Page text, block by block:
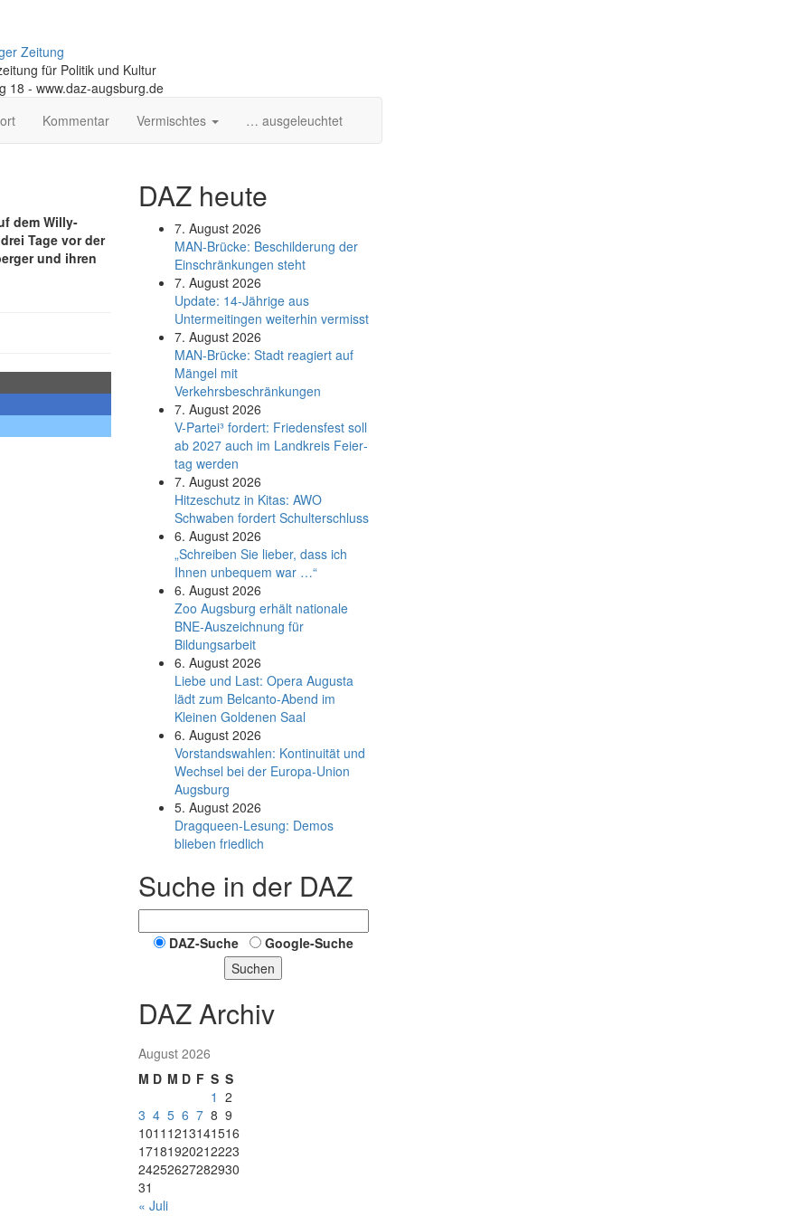
Zeitung
für Politik und Kultur
18 - www.daz-augsburg.de
Kommentar Vermischtes … ausgeleuchtet
dem Willy-
Tage vor der
und ihren
DAZ heute
7. August 2026
MAN-Brücke: Beschilderung der
Einschränkungen steht
7. August 2026
Update: 14-Jährige aus
Untermeitingen weiterhin vermisst
7. August 2026
MAN-Brücke: Stadt reagiert auf
Mängel mit
Verkehrsbeschränkungen
7. August 2026
V-Partei­³ fordert: Friedens­fest soll
ab 2027 auch im Land­kreis Feier­
tag werden
7. August 2026
Hitzeschutz in Kitas: AWO
Schwaben fordert Schulterschluss
6. August 2026
„Schreiben Sie lieber, dass ich
Ihnen unbequem war …“
6. August 2026
Zoo Augsburg erhält nationale
BNE-Auszeichnung für
Bildungsarbeit
6. August 2026
Liebe und Last: Opera Augusta
lädt zum Belcanto-Abend im
Kleinen Goldenen Saal
6. August 2026
Vorstandswahlen: Kontinuität und
Wechsel bei der Europa-Union
Augsburg
5. August 2026
Dragqueen-Lesung: Demos
blieben friedlich
Suche in der DAZ
DAZ-Suche
Google-Suche
Suchen
DAZ Archiv
August 2026
M D M D F S S
1 2
3 4 5 6 7 8 9
1011 1213141516
17181920212223
24252627282930
31
« Juli